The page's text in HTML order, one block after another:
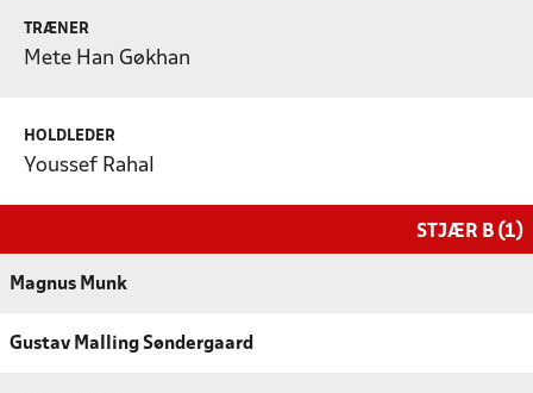
TRÆNER
Mete Han Gøkhan
HOLDLEDER
Youssef Rahal
STJÆR B (1)
Magnus Munk
Gustav Malling Søndergaard